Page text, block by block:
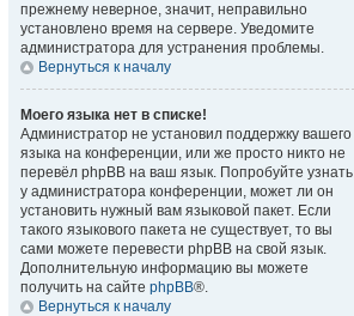
прежнему неверное, значит, неправильно
установлено время на сервере. Уведомите
администратора для устранения проблемы.
Вернуться к началу
Моего языка нет в списке!
Администратор не установил поддержку вашего
языка на конференции, или же просто никто не
перевёл phpBB на ваш язык. Попробуйте узнать
у администратора конференции, может ли он
установить нужный вам языковой пакет. Если
такого языкового пакета не существует, то вы
сами можете перевести phpBB на свой язык.
Дополнительную информацию вы можете
получить на сайте phpBB®.
Вернуться к началу